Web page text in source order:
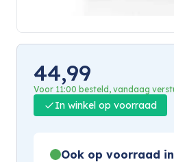
44,99
Voor 11:00 besteld, vandaag
In winkel op voorraad
Ook op voorraad